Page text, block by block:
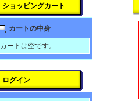
ショッピングカート
カートの中身
カートは空です。
ログイン